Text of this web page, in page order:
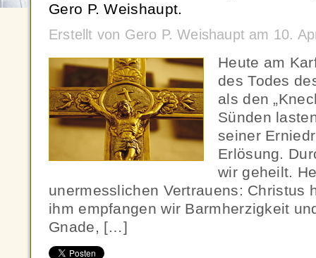
Gero P. Weishaupt.
Erstellt von Gero P. Weishaupt am 10.
Heute am
des Todes
als den
Sünden
seiner
Erlösung.
wir geheilt.
unermesslichen Vertrauens: Christus
ihm empfangen wir Barmherzigkeit
Gnade, […]